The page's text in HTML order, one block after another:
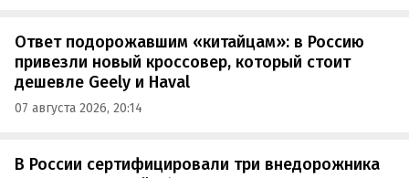
Ответ подорожавшим «китайцам»: в Россию
привезли новый кроссовер, который стоит
дешевле Geely и Haval
07 августа 2026, 20:14
В России сертифицировали три внедорожника